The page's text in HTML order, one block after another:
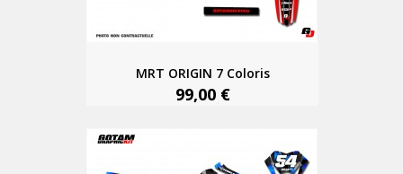
MRT ORIGIN 7 Coloris
99,00 €